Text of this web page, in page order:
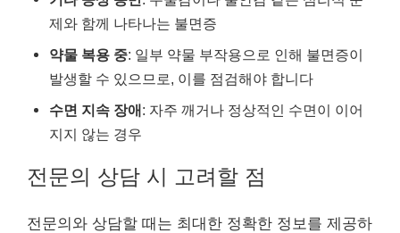
제와 함께 나타나는 불면증
약물 복용 중: 일부 약물 부작용으로 인해 불면증이
발생할 수 있으므로, 이를 점검해야 합니다
수면 지속 장애: 자주 깨거나 정상적인 수면이 이어
지지 않는 경우
전문의 상담 시 고려할 점
전문의와 상담할 때는 최대한 정확한 정보를 제공하